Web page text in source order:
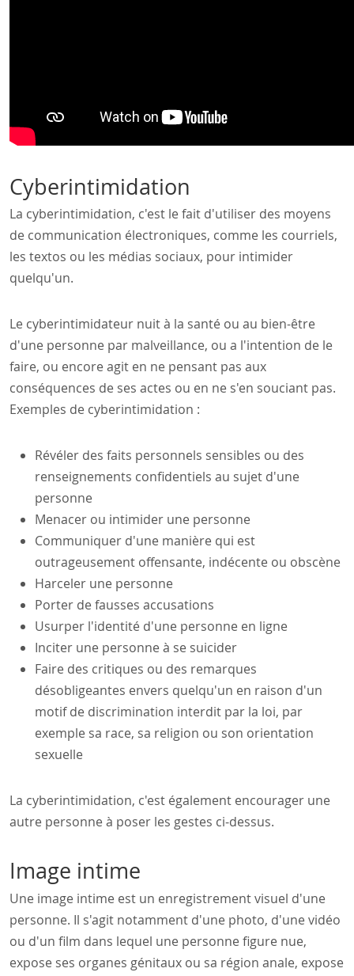
Cyberintimidation
La cyberintimidation, c'est le fait d'utiliser des moyens
de communication électroniques, comme les courriels,
les textos ou les médias sociaux, pour intimider
quelqu'un.
Le cyberintimidateur nuit à la santé ou au bien-être
d'une personne par malveillance, ou a l'intention de le
faire, ou encore agit en ne pensant pas aux
conséquences de ses actes ou en ne s'en souciant pas.
Exemples de cyberintimidation :
Révéler des faits personnels sensibles ou des
renseignements confidentiels au sujet d'une
personne
Menacer ou intimider une personne
Communiquer d'une manière qui est
outrageusement offensante, indécente ou obscène
Harceler une personne
Porter de fausses accusations
Usurper l'identité d'une personne en ligne
Inciter une personne à se suicider
Faire des critiques ou des remarques
désobligeantes envers quelqu'un en raison d'un
motif de discrimination interdit par la loi, par
exemple sa race, sa religion ou son orientation
sexuelle
La cyberintimidation, c'est également encourager une
autre personne à poser les gestes ci-dessus.
Image intime
Une image intime est un enregistrement visuel d'une
personne. Il s'agit notamment d'une photo, d'une vidéo
ou d'un film dans lequel une personne figure nue,
expose ses organes génitaux ou sa région anale, expose